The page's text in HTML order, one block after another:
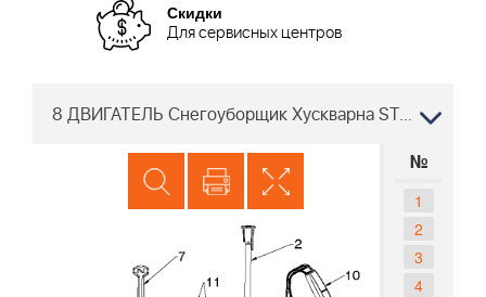
Скидки
Для сервисных центров
8 ДВИГАТЕЛЬ Снегоуборщик Хускварна ST 151, 96183000405, 2018-02
№
1
2
3
4